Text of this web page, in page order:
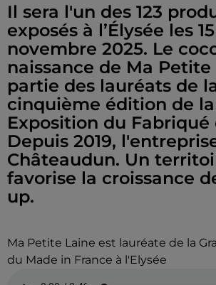
Il sera l'un des 123
exposés à l’Élysée les
novembre 2025. Le
naissance de Ma
partie des lauréats de
cinquième édition de
Exposition du Fabriqué
Depuis 2019,
Châteaudun. Un
favorise la croissance
up.
Ma Petite Laine est lauréate de la
du Made in France à l'Elysée